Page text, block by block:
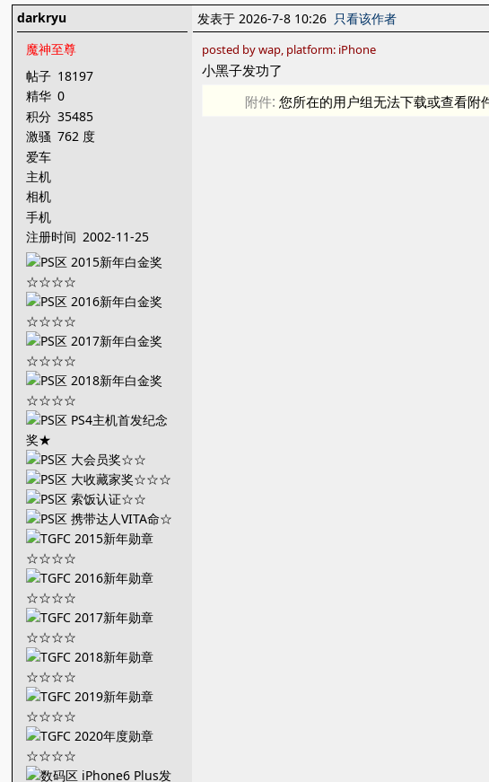
darkryu
魔神至尊
帖子 18197
精华 0
积分 35485
激骚 762 度
爱车
主机
相机
手机
注册时间 2002-11-25
发表于 2026-7-8 10:26 只看该作者
posted by wap, platform: iPhone
小黑子发功了
附件: 您所在的用户组无法下载或查看附